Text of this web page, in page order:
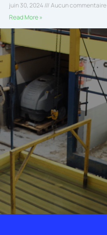
juin 30, 2024
Aucun commentaire
Read More »